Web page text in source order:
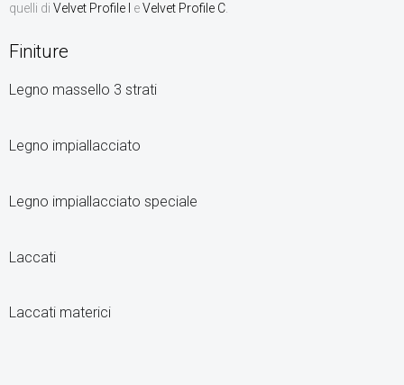
quelli di Velvet Profile I eVelvet Profile C.
Finiture
Legno massello 3 strati
Legno impiallacciato
Legno impiallacciato speciale
Laccati
Laccati materici